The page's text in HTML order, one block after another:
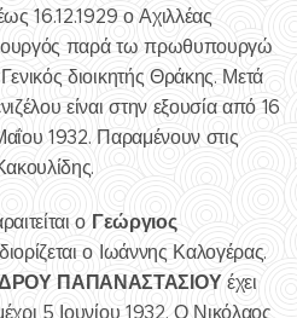
16.12.1929 ο Αχιλλέας
παρά τω πρωθυπουργώ
διοικητής Θράκης. Μετά
είναι στην εξουσία από 16
1932. Παραμένουν στις
ο Γεώργιος
ο Ιωάννης Καλογέρας.
ΠΑΠΑΝΑΣΤΑΣΙΟΥ έχει
5 Ιουνίου 1932. Ο Νικόλαος